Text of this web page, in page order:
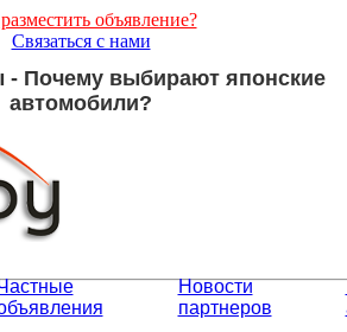
объявление?
Связаться с нами
- Почему выбирают японские
автомобили?
Новости
партнеров